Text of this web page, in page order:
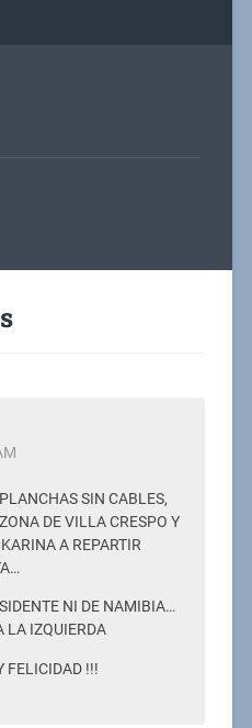
SIN CABLES,
DE VILLA CRESPO Y
A REPARTIR
NI DE NAMIBIA…
LA IZQUIERDA
FELICIDAD !!!